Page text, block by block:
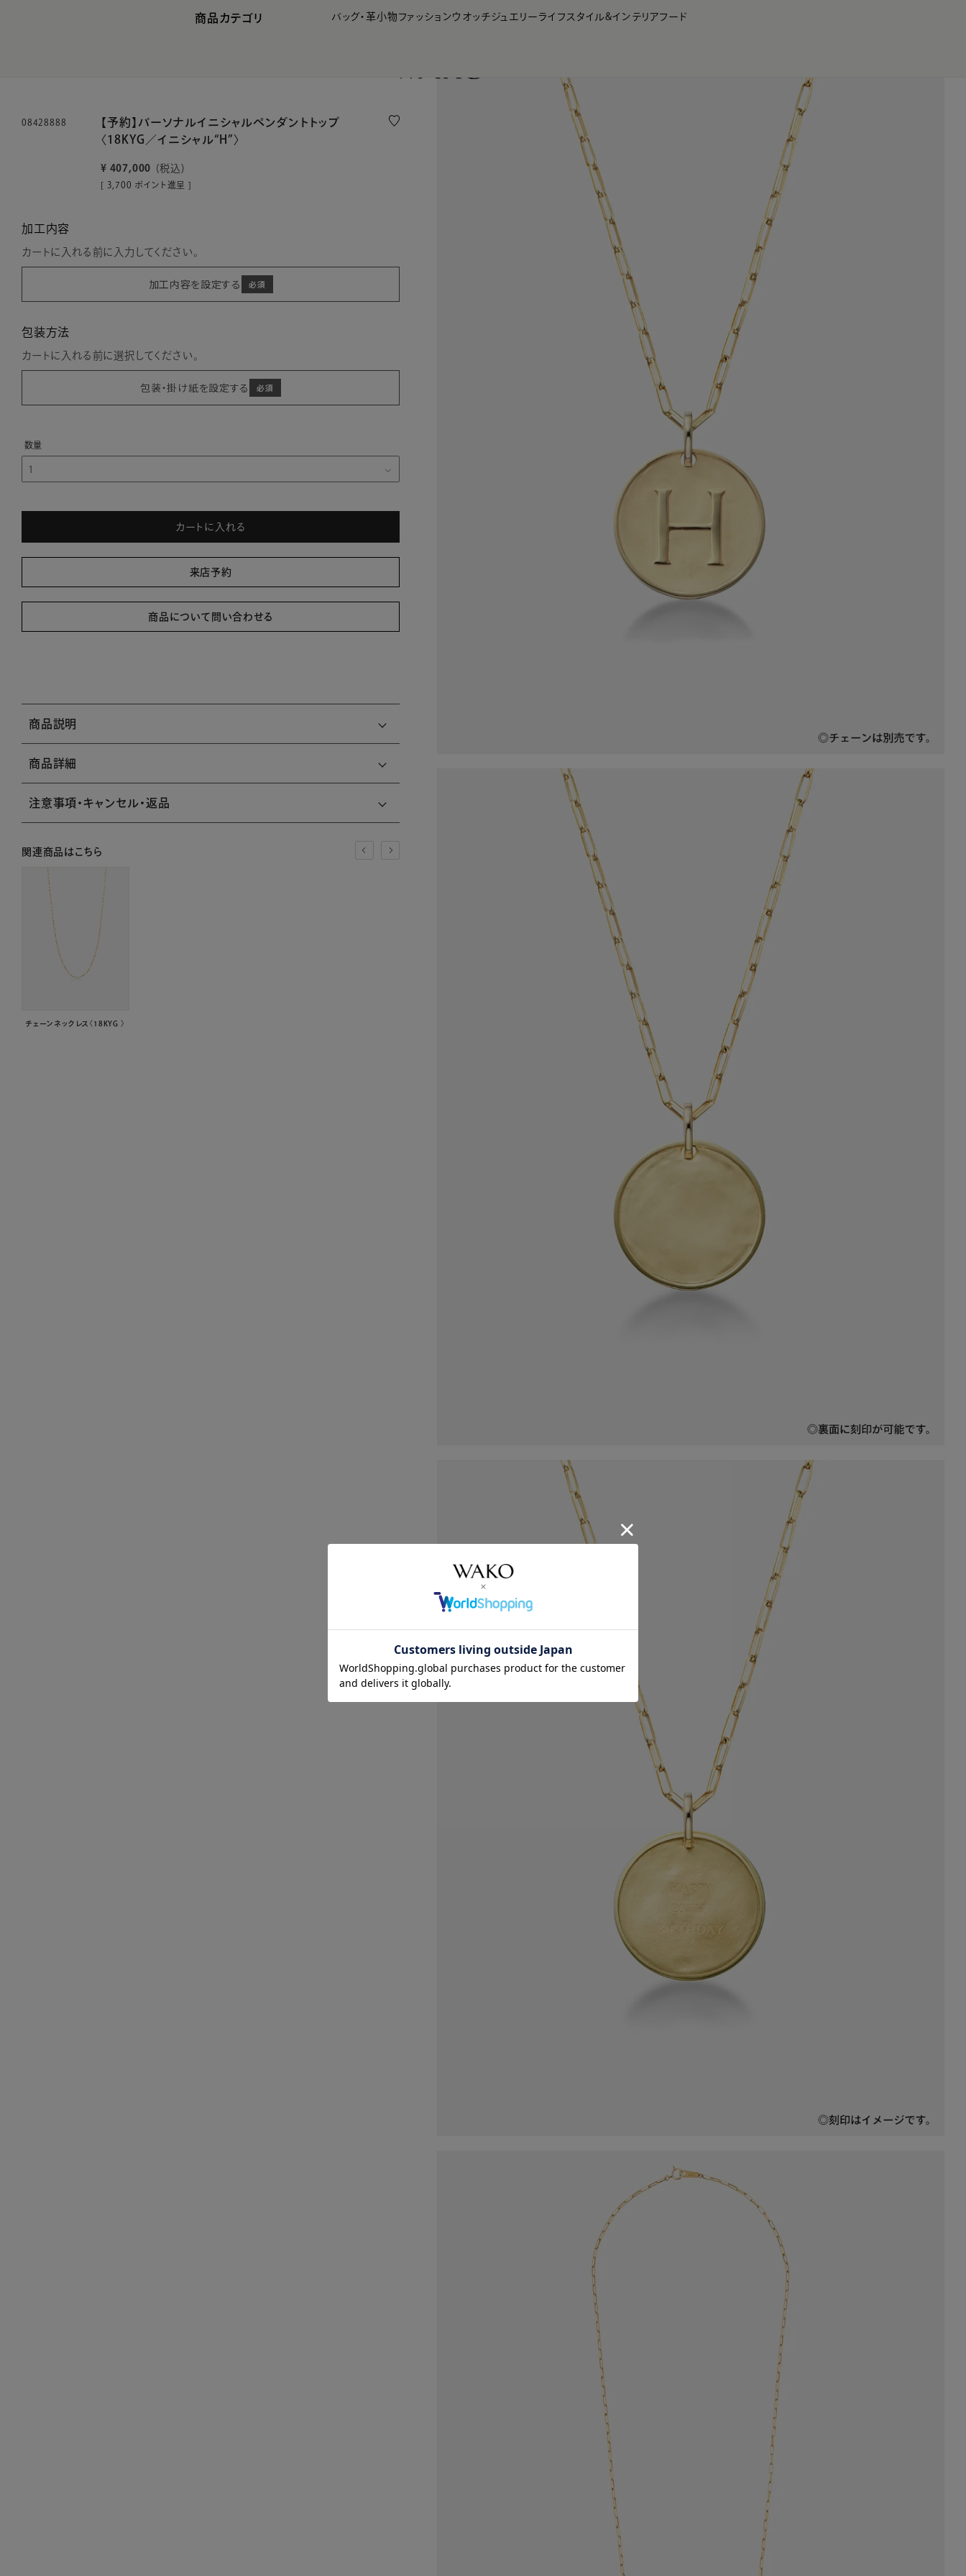
商品カテゴリ バッグ・革小物 ファッションウオッチジュエリー ライフスタイル&インテリアフード
08428888
【予約】パーソナルイニシャルペンダントトップ
〈18KYG／イニシャル“H”〉
¥ 407,000 税込
[ 3,700 ポイント進呈 ]
加工内容
カートに入れる前に入力してください。
加工内容を設定する
包装方法
カートに入れる前に選択してください。
包装・掛け紙を設定する
カートに入れる
来店予約
商品について問い合わせる
商品説明
商品詳細
注意事項・キャンセル・返品
関連商品はこちら
チェーンネックレス〈18KYG 〉